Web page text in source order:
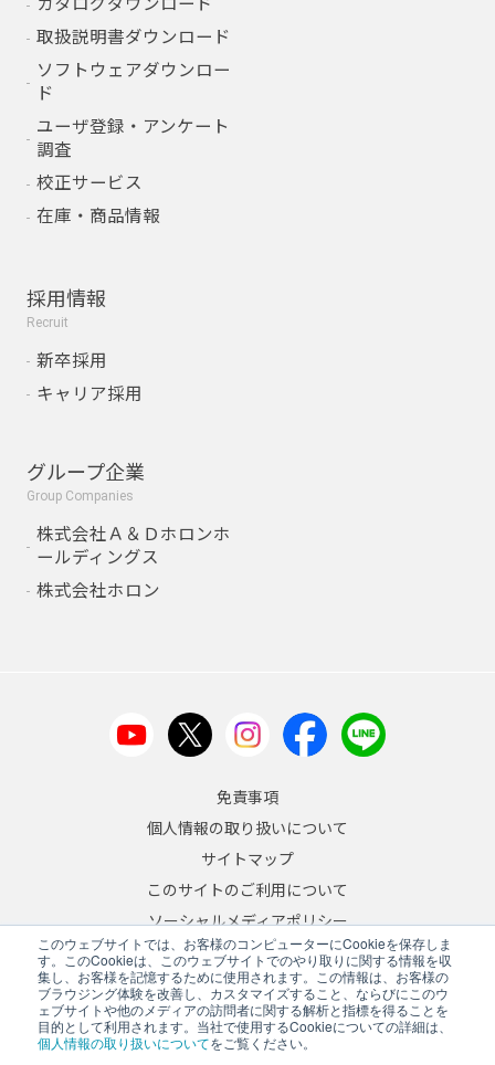
このウェブサイトでは、お客様のコンピューターにCookieを保存しま
す。このCookieは、このウェブサイトでのやり取りに関する情報を収
集し、お客様を記憶するために使用されます。この情報は、お客様の
ブラウジング体験を改善し、カスタマイズすること、ならびにこのウ
ェブサイトや他のメディアの訪問者に関する解析と指標を得ることを
目的として利用されます。当社で使用するCookieについての詳細は、
個人情報の取り扱いについてをご覧ください。
カタログダウンロード
取扱説明書ダウンロード
ソフトウェアダウンロー
ド
ユーザ登録・アンケート
調査
校正サービス
在庫・商品情報
採用情報
Recruit
新卒採用
キャリア採用
グループ企業
Group Companies
株式会社Ａ＆Ｄホロンホ
ールディングス
株式会社ホロン
免責事項
個人情報の取り扱いについて
サイトマップ
このサイトのご利用について
ソーシャルメディアポリシー
反社会的勢力への対応について
JA/EN
Copyright © 2026 A&D Company, Limited